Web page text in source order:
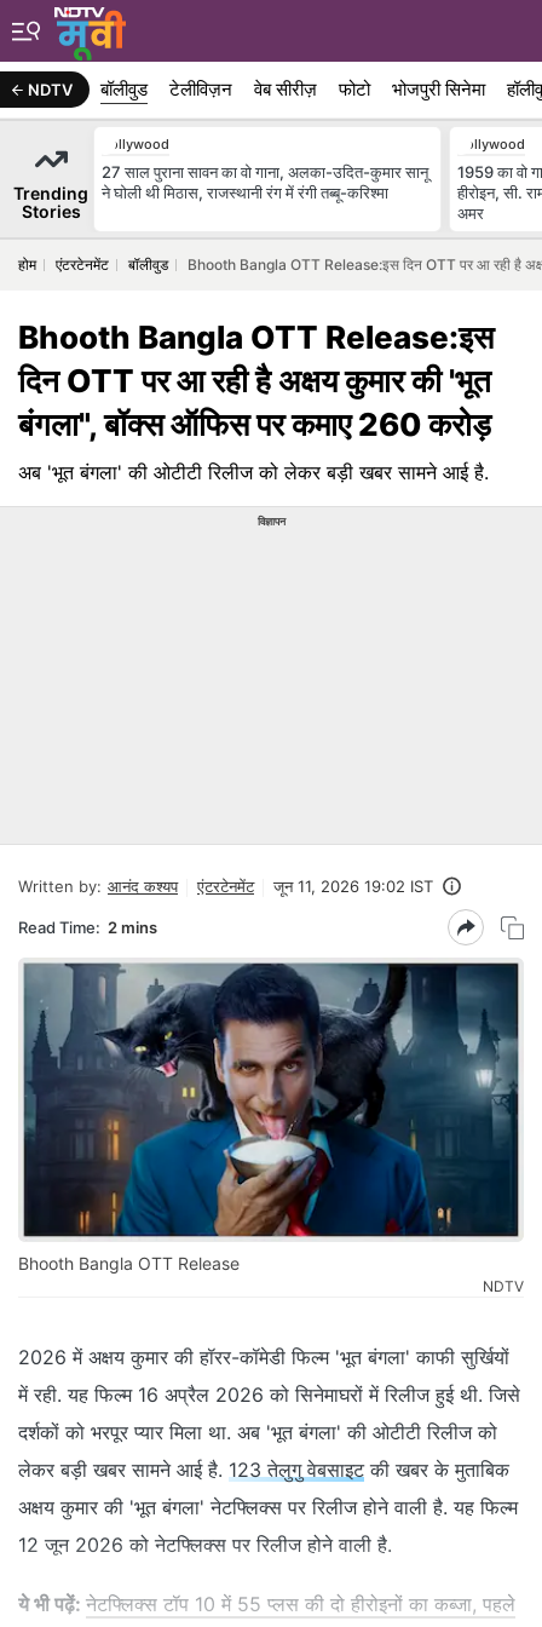
NDTV बॉलीवुड टेलीविज़न वेब सीरीज़ फोटो भोजपुरी सिनेमा
Trending
Stories
Bollywood
27 साल पुराना सावन का वो गाना, अलका-उदित-कुमार सानू
ने घोली थी मिठास, राजस्थानी रंग में रंगी तब्बू-करिश्मा
Bollywood
1959 का वो
हीरोइन, सी.
अमर
होम एंटरटेनमेंट बॉलीवुड Bhooth Bangla OTT Release:इस दिन OTT पर आ रही है
Bhooth Bangla OTT Release:इस
दिन OTT पर आ रही है अक्षय कुमार की 'भूत
बंगला", बॉक्स ऑफिस पर कमाए 260 करोड़
अब 'भूत बंगला' की ओटीटी रिलीज को लेकर बड़ी खबर सामने आई है.
विज्ञापन
Written by: आनंद कश्यप एंटरटेनमेंट जून 11, 2026 19:02 IST
Read Time: 2 mins
Bhooth Bangla OTT Release
NDTV
2026 में अक्षय कुमार की हॉरर-कॉमेडी फिल्म 'भूत बंगला' काफी सुर्खियों
में रही. यह फिल्म 16 अप्रैल 2026 को सिनेमाघरों में रिलीज हुई थी. जिसे
दर्शकों को भरपूर प्यार मिला था. अब 'भूत बंगला' की ओटीटी रिलीज को
लेकर बड़ी खबर सामने आई है. 123 तेलुगु वेबसाइटकी खबर के मुताबिक
अक्षय कुमार की 'भूत बंगला' नेटफ्लिक्स पर रिलीज होने वाली है. यह फिल्म
12 जून 2026 को नेटफ्लिक्स पर रिलीज होने वाली है.
ये भी पढ़ें: नेटफ्लिक्स टॉप 10 में 55 प्लस की दो हीरोइनों का कब्जा, पहले